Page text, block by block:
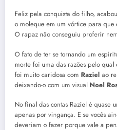
Feliz pela conquista do filho,
o moleque em um vórtice para que
O rapaz não conseguiu proferir
O fato de ter se tornando um
morte foi uma das razões pelo
foi muito caridosa com Raziel ao
deixando-o com um visual Noel
No final das contas Raziel é quase
apenas por vingança. E se vocês
deveriam o fazer porque vale a